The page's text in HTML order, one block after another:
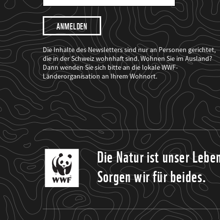
Mail
Adresse
Ich
möchte,
dass
der
WWF
mich
über
seine
Projekte
informiert.
Die Inhalte des Newsletters sind nur an Personen gerichtet,
die in der Schweiz wohnhaft sind. Wohnen Sie im Ausland?
Dann wenden Sie sich bitte an die lokale WWF-
Länderorganisation an Ihrem Wohnort.
Die Natur ist unser
Sorgen wir für beides.